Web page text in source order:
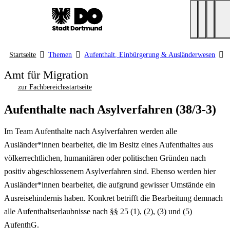
Startseite Themen Aufenthalt, Einbürgerung & Ausländerwesen
Amt für Migration
zur Fachbereichsstartseite
Aufenthalte nach Asylverfahren (38/3-3)
Im Team Aufenthalte nach Asylverfahren werden alle
Ausländer*innen bearbeitet, die im Besitz eines Aufenthaltes aus
völkerrechtlichen, humanitären oder politischen Gründen nach
positiv abgeschlossenem Asylverfahren sind. Ebenso werden hier
Ausländer*innen bearbeitet, die aufgrund gewisser Umstände ein
Ausreisehindernis haben. Konkret betrifft die Bearbeitung demnach
alle Aufenthaltserlaubnisse nach §§ 25 (1), (2), (3) und (5)
AufenthG.